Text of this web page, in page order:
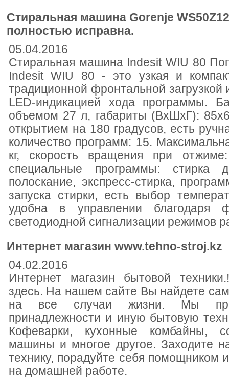
Стиральная машина Gorenje
полностью исправна.
05.04.2016
Стиральная машина Indesit WIU 80
Indesit WIU 80 - это узкая и
традиционной фронтальной
LED-индикацией хода программы.
объемом 27 л, габариты (ВxШxГ):
открытием на 180 градусов, есть
количество программ: 15.
кг, скорость вращения при
специальные программы: стирка
полоскание, экспресс-стирка,
запуска стирки, есть выбор
удобна в управлении благодаря
светодиодной сигнализации режимов
Интернет магазин www.tehno-stroj.kz
04.02.2016
Интернет магазин бытовой
здесь. На нашем сайте Вы найдете
на все случаи жизни. Мы
принадлежности и иную бытовую
Кофеварки, кухонные комбайны,
машины и многое другое. Заходите
технику, порадуйте себя помощником
на домашней работе.